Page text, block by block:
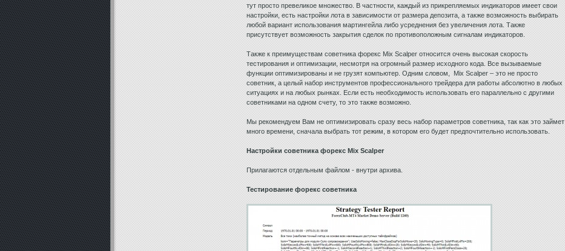
тут просто превеликое множество. В частности, каждый из прикрепляемых индикаторов имеет свои
настройки, есть настройки лота в зависимости от размера депозита, а также возможность выбирать
любой вариант использования мартингейла либо усреднения без увеличения лота. Также
присутствует возможность закрытия сделок по противоположным сигналам индикаторов.
Также к преимуществам советника форекс Mix Scalper относится очень высокая скорость
тестирования и оптимизации, несмотря на огромный размер исходного кода. Все вызываемые
функции оптимизированы и не грузят компьютер. Одним словом, Mix Scalper – это не просто
советник, а целый набор инструментов профессионального трейдера для работы абсолютно в любых
ситуациях и на любых рынках. Если есть необходимость использовать его параллельно с другими
советниками на одном счету, то это также возможно.
Мы рекомендуем Вам не оптимизировать сразу весь набор параметров советника, так как это займет
много времени, сначала выбрать тот режим, в котором его будет предпочтительно использовать.
Настройки советника форекс Mix Scalper
Прилагаются отдельным файлом - внутри архива.
Тестирование форекс советника